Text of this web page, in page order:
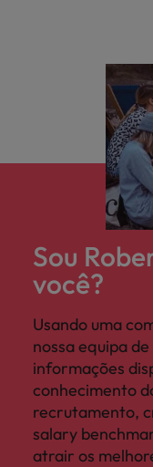
Sou
você?
Usando uma
nossa equipa
informações
conhecimento
recrutamento,
salary
atrair os